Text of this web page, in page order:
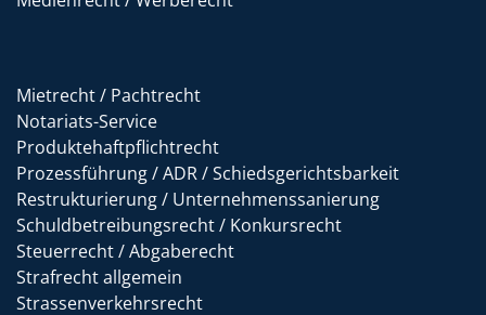
Mietrecht / Pachtrecht
Notariats-Service
Produktehaftpflichtrecht
Prozessführung / ADR / Schiedsgerichtsbarkeit
Restrukturierung / Unternehmenssanierung
Schuldbetreibungsrecht / Konkursrecht
Steuerrecht / Abgaberecht
Strafrecht allgemein
Strassenverkehrsrecht